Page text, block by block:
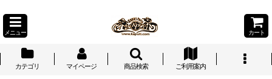
メニュー カート
カテゴリ マイページ 商品検索 ご利用案内